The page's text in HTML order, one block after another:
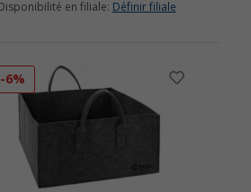
en filiale: Définir filiale
-6%